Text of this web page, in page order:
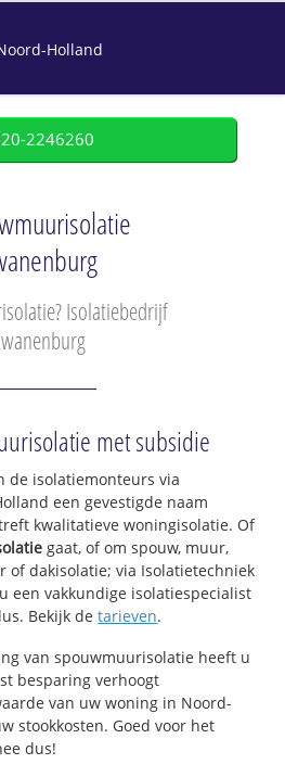
Holland
2246260
Isolatiebedrijf
met subsidie
de isolatiemonteurs via
een gevestigde naam
kwalitatieve woningisolatie. Of
gaat, of om spouw, muur,
of dakisolatie; via Isolatietechniek
een vakkundige isolatiespecialist
Bekijk detarieven.
van spouwmuurisolatie heeft u
besparing verhoogt
van uw woning in Noord-
stookkosten. Goed voor het
dus!